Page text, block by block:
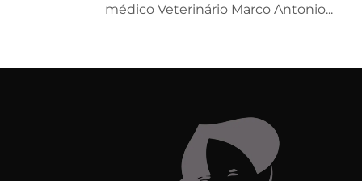
médico Veterinário Marco Antonio...